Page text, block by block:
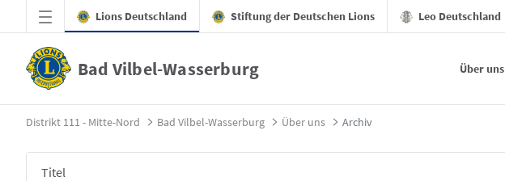
Zum Hauptinhalt springen
Lions Deutschland Stiftung der Deutschen Lions Leo Deutschland
Bad Vilbel-Wasserburg Über uns
Archiv - Bad Vilbel-Wasserburg
Distrikt 111 - Mitte-Nord Bad Vilbel-Wasserburg Über uns Archiv
Titel